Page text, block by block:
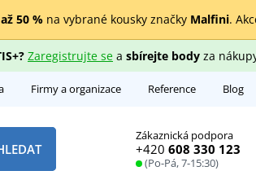
50 %na vybrané kousky značky Malfini.
Zaregistrujte sea sbírejte bodyza
Firmy a organizace Reference Blog
Zákaznická podpora
+420 608 330 123
(Po-Pá, 7-15:30)